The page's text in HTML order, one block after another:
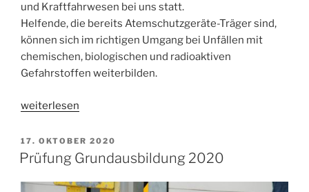
und Kraftfahrwesen bei uns statt.
Helfende, die bereits Atemschutzgeräte-Träger sind,
können sich im richtigen Umgang bei Unfällen mit
chemischen, biologischen und radioaktiven
Gefahrstoffen weiterbilden.
„Bereichsausbildung
weiterlesen
VERÖFFENTLICHT
AM
17. OKTOBER 2020
Prüfung Grundausbildung 2020